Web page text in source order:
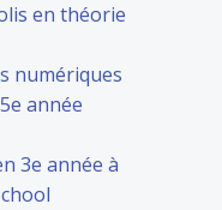
en théorie
numériques
année
3e année à